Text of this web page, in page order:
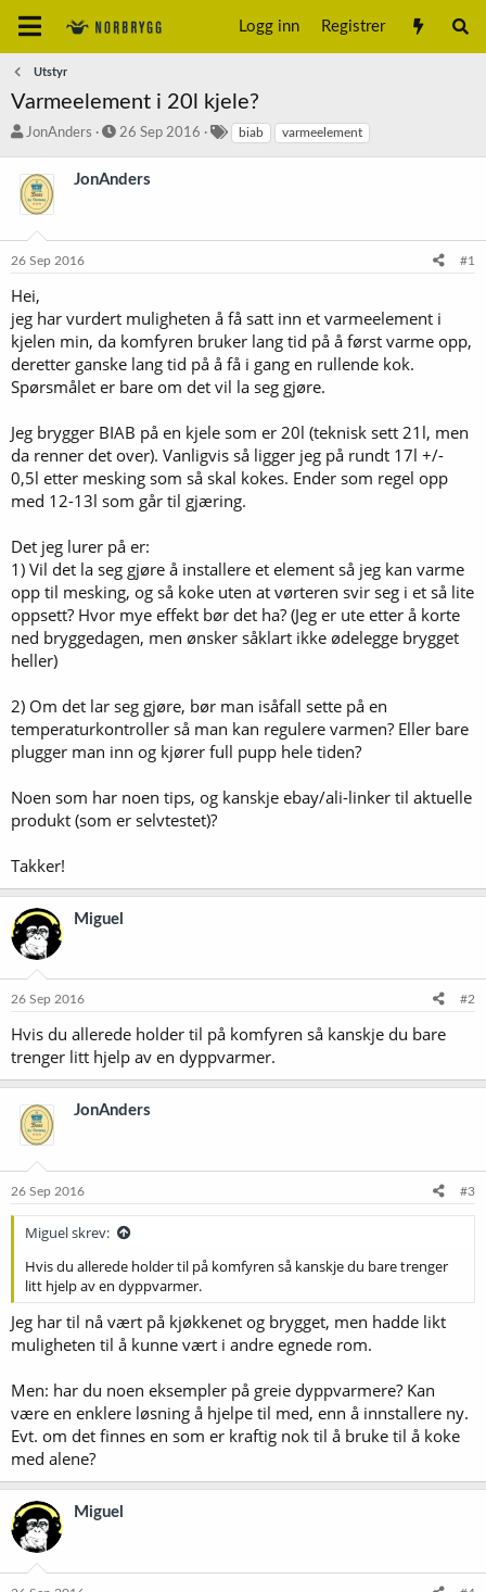
Logg inn Registrer
Utstyr
Varmeelement i 20l kjele?
T
d
s
r
e
r
JonAnders
S
a
r
26 Sep 2016 biab varmeelement
JonAnders
26 Sep 2016 #1
Hei,
jeg har vurdert muligheten å få satt inn et varmeelement i
kjelen min, da komfyren bruker lang tid på å først varme opp,
deretter ganske lang tid på å få i gang en rullende kok.
Spørsmålet er bare om det vil la seg gjøre.
Jeg brygger BIAB på en kjele som er 20l (teknisk sett 21l, men
da renner det over). Vanligvis så ligger jeg på rundt 17l +/-
0,5l etter mesking som så skal kokes. Ender som regel opp
med 12-13l som går til gjæring.
Det jeg lurer på er:
1) Vil det la seg gjøre å installere et element så jeg kan varme
opp til mesking, og så koke uten at vørteren svir seg i et så lite
oppsett? Hvor mye effekt bør det ha? (Jeg er ute etter å korte
ned bryggedagen, men ønsker såklart ikke ødelegge brygget
heller)
2) Om det lar seg gjøre, bør man isåfall sette på en
temperaturkontroller så man kan regulere varmen? Eller bare
plugger man inn og kjører full pupp hele tiden?
Noen som har noen tips, og kanskje ebay/ali-linker til aktuelle
produkt (som er selvtestet)?
Takker!
Miguel
26 Sep 2016 #2
Hvis du allerede holder til på komfyren så kanskje du bare
trenger litt hjelp av en dyppvarmer.
JonAnders
26 Sep 2016 #3
Miguel skrev:
Hvis du allerede holder til på komfyren så kanskje du bare trenger
litt hjelp av en dyppvarmer.
Jeg har til nå vært på kjøkkenet og brygget, men hadde likt
muligheten til å kunne vært i andre egnede rom.
Men: har du noen eksempler på greie dyppvarmere? Kan
være en enklere løsning å hjelpe til med, enn å innstallere ny.
Evt. om det finnes en som er kraftig nok til å bruke til å koke
med alene?
Miguel